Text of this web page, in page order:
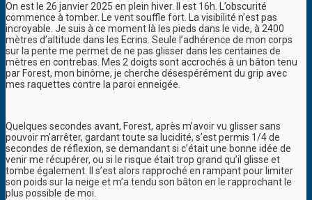
On est le 26 janvier 2025 en plein hiver. Il est 16h. L’obscurité
commence à tomber. Le vent souffle fort. La visibilité n’est pas
incroyable. Je suis à ce moment là les pieds dans le vide, à 2400
mètres d’altitude dans les Ecrins. Seule l’adhérence de mon corps
sur la pente me permet de ne pas glisser dans les centaines de
mètres en contrebas. Mes 2 doigts sont accrochés à un bâton tenu
par Forest, mon binôme, je cherche désespérément du grip avec
mes raquettes contre la paroi enneigée.
Quelques secondes avant, Forest, après m’avoir vu glisser sans
pouvoir m’arrêter, gardant toute sa lucidité, s’est permis 1/4 de
secondes de réflexion, se demandant si c’était une bonne idée de
venir me récupérer, ou si le risque était trop grand qu’il glisse et
tombe également. Il s’est alors rapproché en rampant pour limiter
son poids sur la neige et m’a tendu son bâton en le rapprochant le
plus possible de moi.